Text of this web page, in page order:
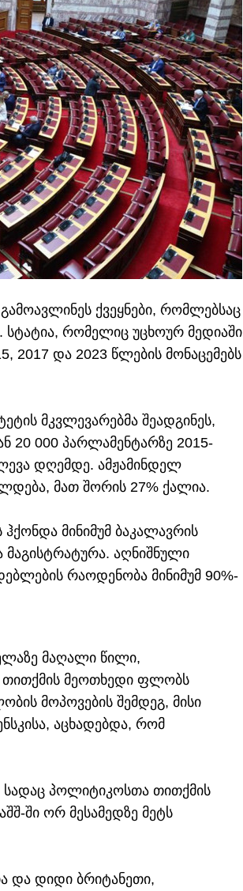
ქვეყნები, რომლებსაც
რომელიც უცხოურ მედიაში
2017 და 2023 წლების მონაცემებს
მკვლევარებმა შეადგინეს,
20 000 პარლამენტარზე 2015-
დღემდე. ამჟამინდელ
მათ შორის 27% ქალია.
მინიმუმ ბაკალავრის
აღნიშნული
რაოდენობა მინიმუმ 90%-
მაღალი წილი,
თითქმის მეოთხედი ფლობს
მოპოვების შემდეგ, მისი
აცხადებდა, რომ
სადაც პოლიტიკოსთა თითქმის
ში ორ მესამედზე მეტს
და დიდი ბრიტანეთი,